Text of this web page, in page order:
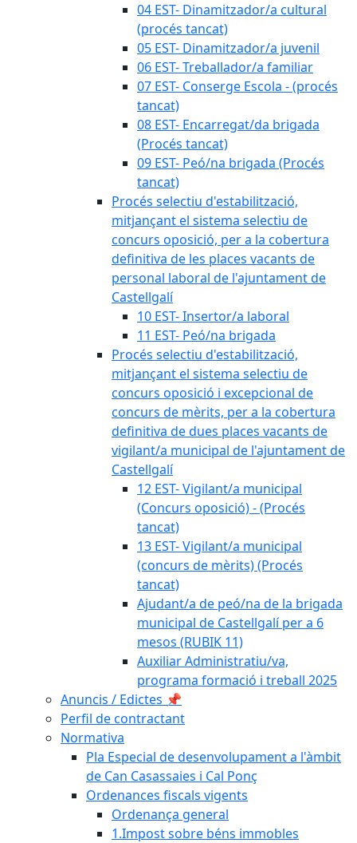
04 EST- Dinamitzador/a cultural
(procés tancat)
05 EST- Dinamitzador/a juvenil
06 EST- Treballador/a familiar
07 EST- Conserge Escola - (procés
tancat)
08 EST- Encarregat/da brigada
(Procés tancat)
09 EST- Peó/na brigada (Procés
tancat)
Procés selectiu d'estabilització,
mitjançant el sistema selectiu de
concurs oposició, per a la cobertura
definitiva de les places vacants de
personal laboral de l'ajuntament de
Castellgalí
10 EST- Insertor/a laboral
11 EST- Peó/na brigada
Procés selectiu d'estabilització,
mitjançant el sistema selectiu de
concurs oposició i excepcional de
concurs de mèrits, per a la cobertura
definitiva de dues places vacants de
vigilant/a municipal de l'ajuntament de
Castellgalí
12 EST- Vigilant/a municipal
(Concurs oposició) - (Procés
tancat)
13 EST- Vigilant/a municipal
(concurs de mèrits) (Procés
tancat)
Ajudant/a de peó/na de la brigada
municipal de Castellgalí per a 6
mesos (RUBIK 11)
Auxiliar Administratiu/va,
programa formació i treball 2025
Anuncis / Edictes 📌
Perfil de contractant
Normativa
Pla Especial de desenvolupament a l'àmbit
de Can Casassaies i Cal Ponç
Ordenances fiscals vigents
Ordenança general
1.Impost sobre béns immobles